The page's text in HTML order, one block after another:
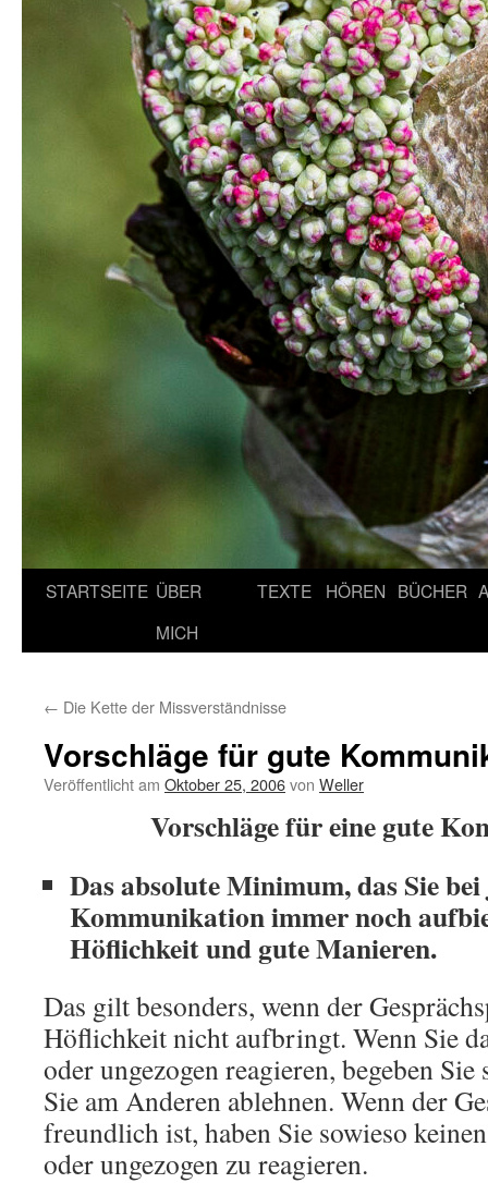
STARTSEITE ÜBER
MICH
TEXTE HÖREN BÜCHER
← Die Kette der Missverständnisse
Vorschläge für gute
Veröffentlicht am Oktober 25, 2006von Weller
Vorschläge für eine gute
Das absolute Minimum, das Sie
Kommunikation immer noch
Höflichkeit und gute Manieren.
Das gilt besonders, wenn der
Höflichkeit nicht aufbringt. Wenn Sie
oder ungezogen reagieren, begeben
Sie am Anderen ablehnen. Wenn der
freundlich ist, haben Sie sowieso
oder ungezogen zu reagieren.